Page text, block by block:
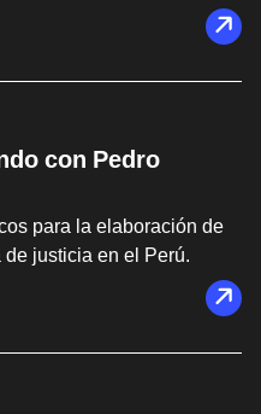
con Pedro
para la elaboración de
justicia en el Perú.